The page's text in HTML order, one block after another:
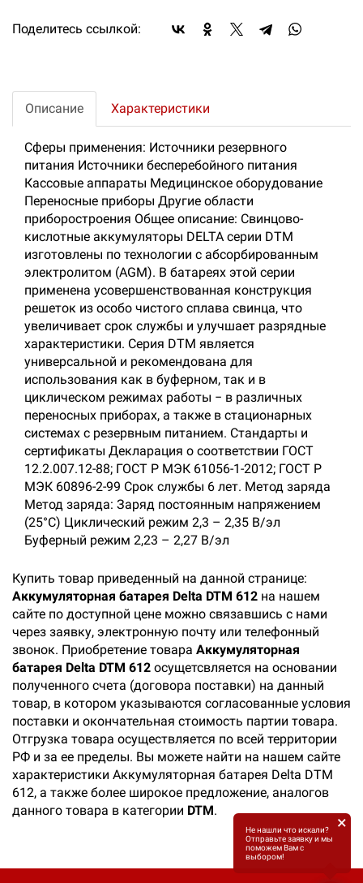
Поделитесь ссылкой:
Описание Характеристики
Сферы применения: Источники резервного
питания Источники бесперебойного питания
Кассовые аппараты Медицинское оборудование
Переносные приборы Другие области
приборостроения Общее описание: Свинцово-
кислотные аккумуляторы DELTA серии DTM
изготовлены по технологии с абсорбированным
электролитом (AGM). В батареях этой серии
применена усовершенствованная конструкция
решеток из особо чистого сплава свинца, что
увеличивает срок службы и улучшает разрядные
характеристики. Серия DTM является
универсальной и рекомендована для
использования как в буферном, так и в
циклическом режимах работы − в различных
переносных приборах, а также в стационарных
системах с резервным питанием. Стандарты и
сертификаты Декларация о соответствии ГОСТ
12.2.007.12-88; ГОСТ Р МЭК 61056-1-2012; ГОСТ Р
МЭК 60896-2-99 Срок службы 6 лет. Метод заряда
Метод заряда: Заряд постоянным напряжением
(25°С) Циклический режим 2,3 – 2,35 В/эл
Буферный режим 2,23 – 2,27 В/эл
Купить товар приведенный на данной странице:
Аккумуляторная батарея Delta DTM 612 на нашем
сайте по доступной цене можно связавшись с нами
через заявку, электронную почту или телефонный
звонок. Приобретение товара Аккумуляторная
батарея Delta DTM 612 осущетсвляется на основании
полученного счета (договора поставки) на данный
товар, в котором указываются согласованные условия
поставки и окончательная стоимость партии товара.
Отгрузка товара осуществляется по всей территории
РФ и за ее пределы. Вы можете найти на нашем сайте
характеристики Аккумуляторная батарея Delta DTM
612, а также более широкое предложение, аналогов
данного товара в категории DTM.
Не нашли что искали?
Отправьте заявку и мы
поможем Вам с
выбором!
×